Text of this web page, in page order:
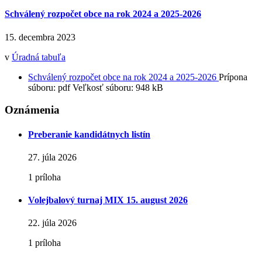
Schválený rozpočet obce na rok 2024 a 2025-2026
15. decembra 2023
v Úradná tabuľa
Schválený rozpočet obce na rok 2024 a 2025-2026 Prípona
súboru: pdf Veľkosť súboru: 948 kB
Oznámenia
Preberanie kandidátnych listín
27. júla 2026
1 príloha
Volejbalový turnaj MIX 15. august 2026
22. júla 2026
1 príloha